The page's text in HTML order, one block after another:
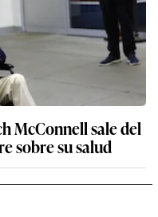
McConnell sale del
sobre su salud